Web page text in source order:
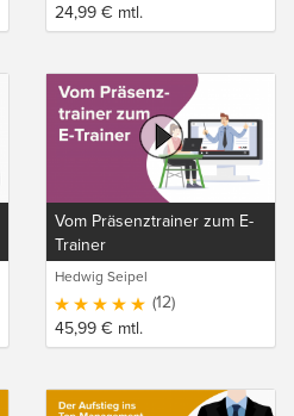
24,99 € mtl.
Vom Präsenztrainer zum E-
Trainer
Hedwig Seipel
(12)
45,99 € mtl.